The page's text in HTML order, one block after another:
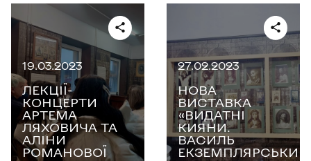
19.03.2023
ЛЕКЦІЇ-
КОНЦЕРТИ
АРТЕМА
ЛЯХОВИЧА ТА
АЛІНИ
РОМАНОВОЇ
27.02.2023
НОВА
ВИСТАВКА
«ВИДАТНІ
КИЯНИ.
ВАСИЛЬ